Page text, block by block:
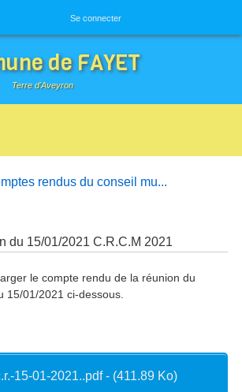
Se connecter
de FAYET
Terre d'Aveyron
rendus du conseil mu...
du 15/01/2021 C.R.C.M 2021
le compte rendu de la réunion du
15/01/2021 ci-dessous.
15-01-2021..pdf - (411.89 Ko)